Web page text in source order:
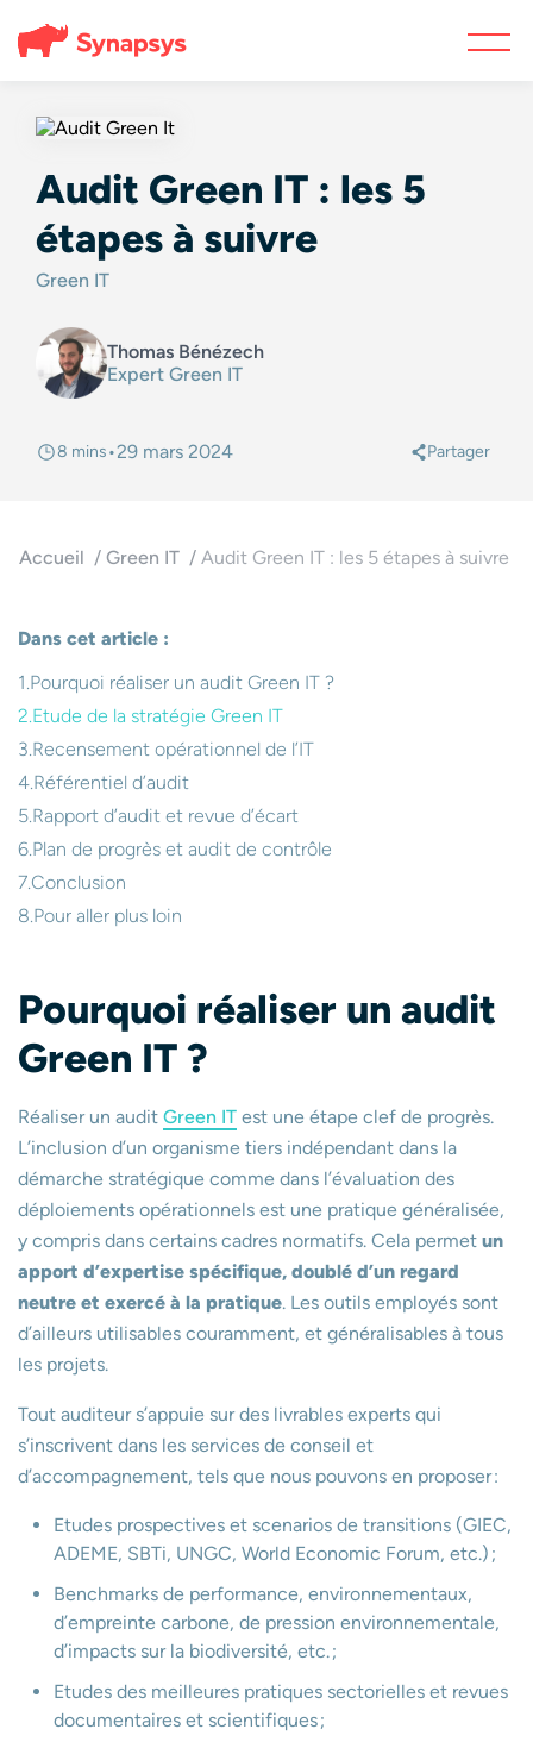
Audit Green IT : les 5
étapes à suivre
Green IT
Thomas Bénézech
Expert Green IT
8 mins•29 mars 2024 Partager
Accueil Green IT Audit Green IT : les 5 étapes à suivre
Dans cet article :
Pourquoi réaliser un audit Green IT ?
Etude de la stratégie Green IT
Recensement opérationnel de l’IT
Référentiel d’audit
Rapport d’audit et revue d’écart
Plan de progrès et audit de contrôle
Conclusion
Pour aller plus loin
Pourquoi réaliser un audit
Green IT ?
Réaliser un audit Green IT est une étape clef de progrès.
L’inclusion d’un organisme tiers indépendant dans la
démarche stratégique comme dans l’évaluation des
déploiements opérationnels est une pratique généralisée,
y compris dans certains cadres normatifs. Cela permet un
apport d’expertise spécifique, doublé d’un regard
neutre et exercé à la pratique. Les outils employés sont
d’ailleurs utilisables couramment, et généralisables à tous
les projets.
Tout auditeur s’appuie sur des livrables experts qui
s’inscrivent dans les services de conseil et
d’accompagnement, tels que nous pouvons en proposer :
Etudes prospectives et scenarios de transitions (GIEC,
ADEME, SBTi, UNGC, World Economic Forum, etc.) ;
Benchmarks de performance, environnementaux,
d’empreinte carbone, de pression environnementale,
d’impacts sur la biodiversité, etc. ;
Etudes des meilleures pratiques sectorielles et revues
documentaires et scientifiques ;